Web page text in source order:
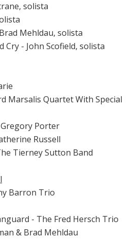
solista
Mehldau, solista
Cry - John Scofield, solista
Marsalis Quartet With Special
Porter
Russell
Tierney Sutton Band
Barron Trio
- The Fred Hersch Trio
& Brad Mehldau